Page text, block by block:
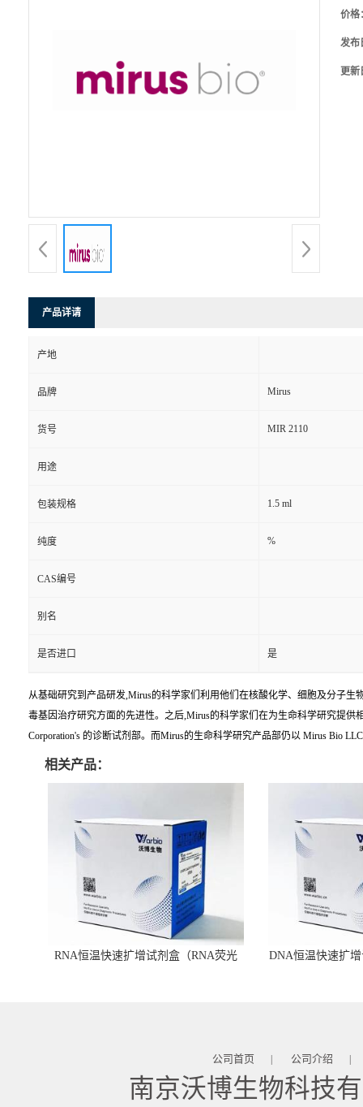
价格
发布
更新
产品详请
产地
品牌 Mirus
货号 MIR 2110
用途
包装规格 1.5 ml
纯度 %
CAS编号
别名
是否进口 是
从基础研究到产品研发,Mirus的科学家们利用他们在核酸化学、细胞及分子
毒基因治疗研究方面的先进性。之后,Mirus的科学家们在为生命科学研究提供
Corporation's 的诊断试剂部。而Mirus的生命科学研究产品部仍以 Mirus Bio
相关产品：
RNA恒温快速扩增试剂盒（RNA荧光
DNA恒温快速扩
公司首页 | 公司介绍 |
南京沃博生物科技